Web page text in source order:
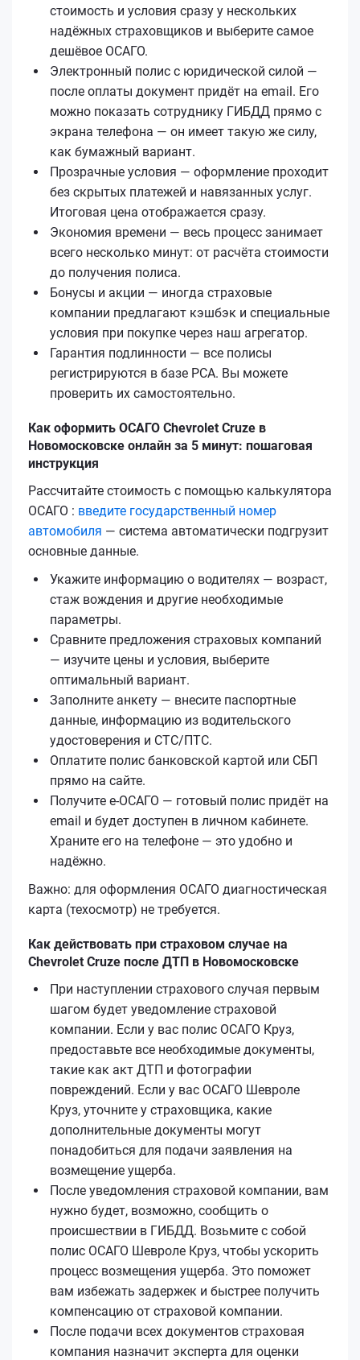
стоимость и условия сразу у нескольких
надёжных страховщиков и выберите самое
дешёвое ОСАГО.
Электронный полис с юридической силой —
после оплаты документ придёт на email. Его
можно показать сотруднику ГИБДД прямо с
экрана телефона — он имеет такую же силу,
как бумажный вариант.
Прозрачные условия — оформление проходит
без скрытых платежей и навязанных услуг.
Итоговая цена отображается сразу.
Экономия времени — весь процесс занимает
всего несколько минут: от расчёта стоимости
до получения полиса.
Бонусы и акции — иногда страховые
компании предлагают кэшбэк и специальные
условия при покупке через наш агрегатор.
Гарантия подлинности — все полисы
регистрируются в базе РСА. Вы можете
проверить их самостоятельно.
Как оформить ОСАГО Chevrolet Cruze в
Новомосковске онлайн за 5 минут: пошаговая
инструкция
Рассчитайте стоимость с помощью калькулятора
ОСАГО : введите государственный номер
автомобиля — система автоматически подгрузит
основные данные.
Укажите информацию о водителях — возраст,
стаж вождения и другие необходимые
параметры.
Сравните предложения страховых компаний
— изучите цены и условия, выберите
оптимальный вариант.
Заполните анкету — внесите паспортные
данные, информацию из водительского
удостоверения и СТС/ПТС.
Оплатите полис банковской картой или СБП
прямо на сайте.
Получите е‑ОСАГО — готовый полис придёт на
email и будет доступен в личном кабинете.
Храните его на телефоне — это удобно и
надёжно.
Важно: для оформления ОСАГО диагностическая
карта (техосмотр) не требуется.
Как действовать при страховом случае на
Chevrolet Cruze после ДТП в Новомосковске
При наступлении страхового случая первым
шагом будет уведомление страховой
компании. Если у вас полис ОСАГО Круз,
предоставьте все необходимые документы,
такие как акт ДТП и фотографии
повреждений. Если у вас ОСАГО Шевроле
Круз, уточните у страховщика, какие
дополнительные документы могут
понадобиться для подачи заявления на
возмещение ущерба.
После уведомления страховой компании, вам
нужно будет, возможно, сообщить о
происшествии в ГИБДД. Возьмите с собой
полис ОСАГО Шевроле Круз, чтобы ускорить
процесс возмещения ущерба. Это поможет
вам избежать задержек и быстрее получить
компенсацию от страховой компании.
После подачи всех документов страховая
компания назначит эксперта для оценки